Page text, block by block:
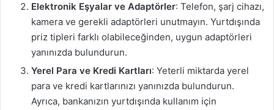
Elektronik Eşyalar ve Adaptörler: Telefon, şarj cihazı,
kamera ve gerekli adaptörleri unutmayın. Yurtdışında
priz tipleri farklı olabileceğinden, uygun adaptörleri
yanınızda bulundurun.
Yerel Para ve Kredi Kartları: Yeterli miktarda yerel
para ve kredi kartlarınızı yanınızda bulundurun.
Ayrıca, bankanızın yurtdışında kullanım için